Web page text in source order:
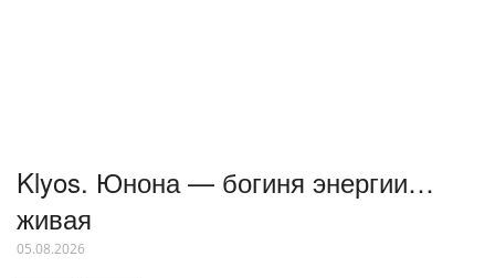
Klyos. Юнона — богиня энергии…
живая
05.08.2026